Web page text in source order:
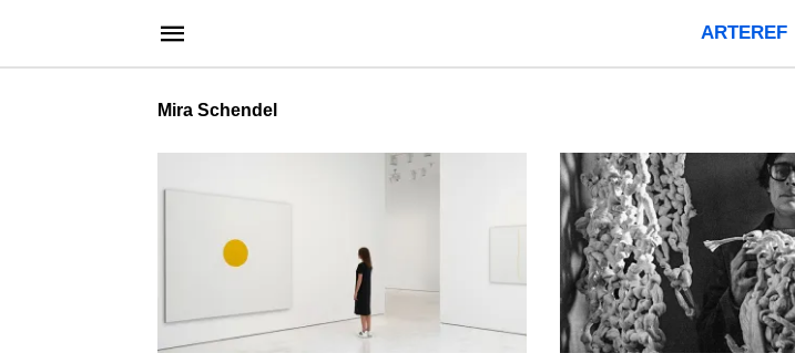
ARTEREF
Mira Schendel